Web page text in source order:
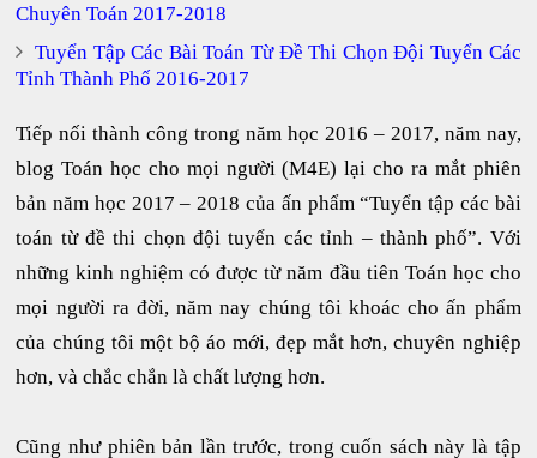
Chuyên Toán 2017-2018
Tuyển Tập Các Bài Toán Từ Đề Thi Chọn Đội Tuyển Các
Tỉnh Thành Phố 2016-2017
Tiếp nối thành công trong năm học 2016 – 2017, năm nay,
blog Toán học cho mọi người (M4E) lại cho ra mắt phiên
bản năm học 2017 – 2018 của ấn phẩm “Tuyển tập các bài
toán từ đề thi chọn đội tuyển các tỉnh – thành phố”. Với
những kinh nghiệm có được từ năm đầu tiên Toán học cho
mọi người ra đời, năm nay chúng tôi khoác cho ấn phẩm
của chúng tôi một bộ áo mới, đẹp mắt hơn, chuyên nghiệp
hơn, và chắc chắn là chất lượng hơn.
Cũng như phiên bản lần trước, trong cuốn sách này là tập